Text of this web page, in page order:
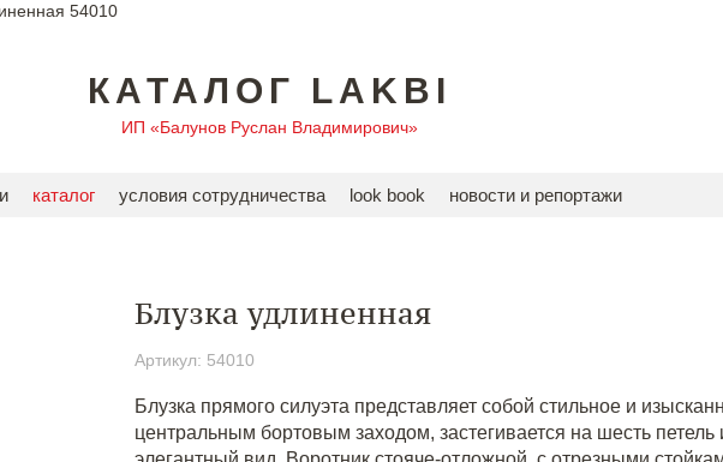
54010
КАТАЛОГ LAKBI
ИП «Балунов Руслан Владимирович»
каталог условия сотрудничества look book новости и репортажи
Блузка удлиненная
Артикул: 54010
Блузка прямого силуэта представляет собой стильное и
центральным бортовым заходом, застегивается на шесть петель